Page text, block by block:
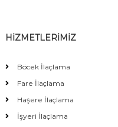
HİZMETLERİMİZ
Böcek İlaçlama
Fare İlaçlama
Haşere İlaçlama
İşyeri İlaçlama